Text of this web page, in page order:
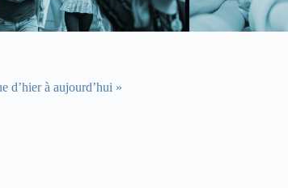
d’hier à aujourd’hui »